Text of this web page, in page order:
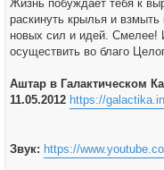
Жизнь побуждает тебя к
раскинуть крылья и
новых сил и идей. Смелее!
осуществить во благо
Аштар в Галактическом
11.05.2012 https://
Звук: https://